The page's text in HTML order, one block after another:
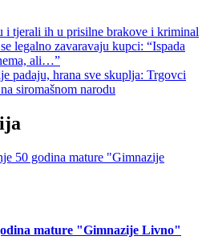
i tjerali ih u prisilne brakove i kriminal
legalno zavaravaju kupci: “Ispada
ali…”
padaju, hrana sve skuplja: Trgovci
siromašnom narodu
mature "Gimnazije Livno"